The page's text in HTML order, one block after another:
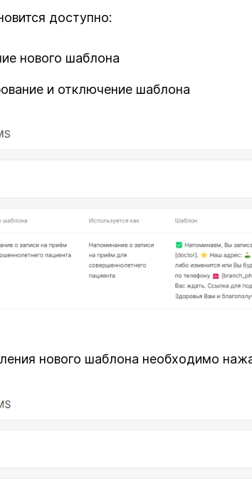
доступно:
нового шаблона
и отключение шаблона
нового шаблона необходимо